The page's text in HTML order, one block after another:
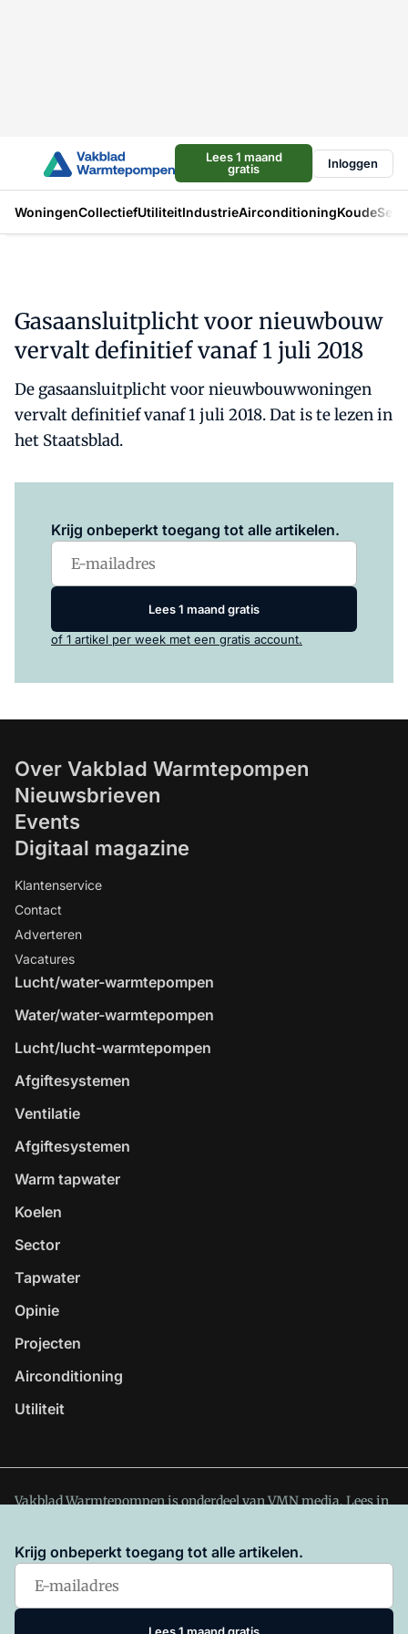
Lees 1 maand
gratis
Inloggen
WoningenCollectiefUtiliteitIndustrieAirconditioningKoude
Gasaansluitplicht voor nieuwbouw
vervalt definitief vanaf 1 juli 2018
De gasaansluitplicht voor nieuwbouwwoningen
vervalt definitief vanaf 1 juli 2018. Dat is te lezen in
het Staatsblad.
Krijg onbeperkt toegang tot alle artikelen.
Lees 1 maand gratis
of 1 artikel per week met een gratis account.
Over Vakblad Warmtepompen
Nieuwsbrieven
Events
Digitaal magazine
Klantenservice
Contact
Adverteren
Vacatures
Lucht/water-warmtepompen
Water/water-warmtepompen
Lucht/lucht-warmtepompen
Afgiftesystemen
Ventilatie
Afgiftesystemen
Warm tapwater
Koelen
Sector
Tapwater
Opinie
Projecten
Airconditioning
Utiliteit
Vakblad Warmtepompen is onderdeel van VMN media. Lees in
deze site zijn de volgende regelingen van toepassing:
Algemene VoorwaardenenPrivacy en Cookie beleid|Privacy
instellingen
Krijg onbeperkt toegang tot alle artikelen.
Lees 1 maand gratis